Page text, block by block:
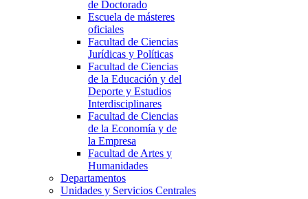
de Doctorado
Escuela de másteres
oficiales
Facultad de Ciencias
Jurídicas y Políticas
Facultad de Ciencias
de la Educación y del
Deporte y Estudios
Interdisciplinares
Facultad de Ciencias
de la Economía y de
la Empresa
Facultad de Artes y
Humanidades
Departamentos
Unidades y Servicios Centrales